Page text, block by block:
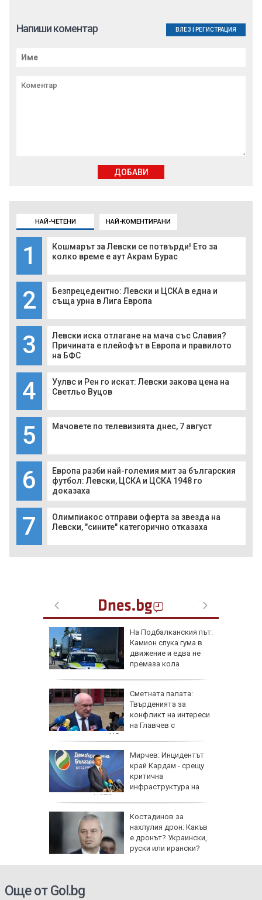
НАЙ-ЧЕТЕНИ НАЙ-КОМЕНТИРАНИ
1
Кошмарът за Левски се потвърди! Ето за
колко време е аут Акрам Бурас
2
Безпрецедентно: Левски и ЦСКА в една и
съща урна в Лига Европа
3
Левски иска отлагане на мача със Славия?
Причината е плейофът в Европа и правилото
на БФС
4
Уулвс и Рен го искат: Левски закова цена на
Светльо Вуцов
5 Мачовете по телевизията днес, 7 август
6
Европа разби най-големия мит за българския
футбол: Левски, ЦСКА и ЦСКА 1948 го
доказаха
7
Олимпиакос отправи оферта за звезда на
Левски, "сините" категорично отказаха
На Подбалканския път:
Камион спука гума в
движение и едва не
премаза кола
Сметната палата:
Твърденията за
конфликт на интереси
на Главчев с
възложените от НС одити са спекулативни
Мирчев: Инцидентът
край Кардам - срещу
критична
инфраструктура на
държава от НАТО
Костадинов за
нахлулия дрон: Какъв
е дронът? Украински,
руски или ирански?
Напиши коментар ВЛЕЗ РЕГИСТРАЦИЯ
ДОБАВИ
Още от Gol.bg